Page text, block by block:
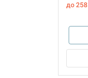
до 258